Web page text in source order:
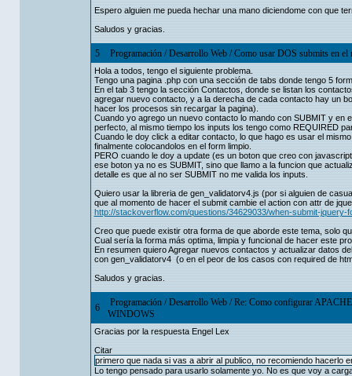
Espero alguien me pueda hechar una mano diciendome con que
Saludos y gracias.
5 Programación/Desarrollo Web/Como usar DOS submits en
Hola a todos, tengo el siguiente problema.
Tengo una pagina .php con una sección de tabs donde tengo 5
En el tab 3 tengo la sección Contactos, donde se listan los
agregar nuevo contacto, y a la derecha de cada contacto hay un
hacer los procesos sin recargar la pagina).
Cuando yo agrego un nuevo contacto lo mando con SUBMIT y
perfecto, al mismo tiempo los inputs los tengo como REQUIRED
Cuando le doy click a editar contacto, lo que hago es usar el
finalmente colocandolos en el form limpio.
PERO cuando le doy a update (es un boton que creo con
ese boton ya no es SUBMIT, sino que llamo a la funcion que
detalle es que al no ser SUBMIT no me valida los inputs.
Quiero usar la libreria de gen_validatorv4.js (por si alguien de
que al momento de hacer el submit cambie el action con attr de
http://stackoverflow.com/questions/34629033/when-submit-
Creo que puede existir otra forma de que aborde este tema, solo
Cual sería la forma más optima, limpia y funcional de hacer este
En resumen quiero Agregar nuevos contactos y actualizar datos
con gen_validatorv4 (o en el peor de los casos con required de
Saludos y gracias.
6 Programación/Desarrollo Web/Re: Como configurar
WINDOWS
Gracias por la respuesta Engel Lex
Citar
primero que nada si vas a abrir al publico, no recomiendo hacerlo
Lo tengo pensado para usarlo solamente yo. No es que voy a